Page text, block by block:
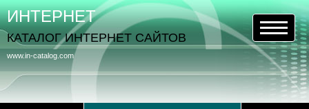
www.in-catalog.com
ИНТЕРНЕТ
КАТАЛОГ ИНТЕРНЕТ САЙТОВ